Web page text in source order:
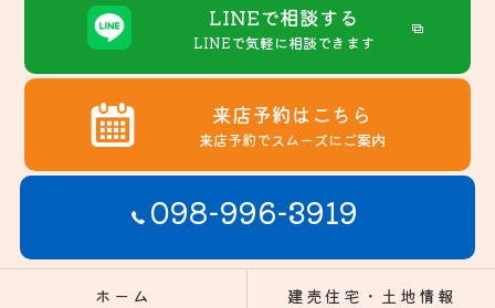
LINEで相談する
LINEで気軽に相談できます
来店予約はこちら
来店予約でスムーズにご案内
098-996-3919
ホーム 建売住宅・土地情報